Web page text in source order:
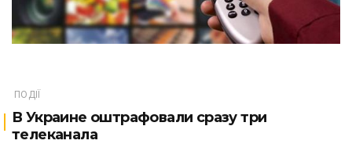
ПОДІЇ
В Украине оштрафовали сразу три
телеканала